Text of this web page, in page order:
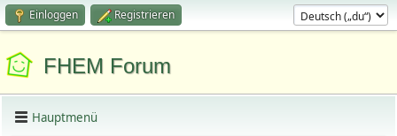
Einloggen Registrieren
FHEM Forum
Hauptmenü